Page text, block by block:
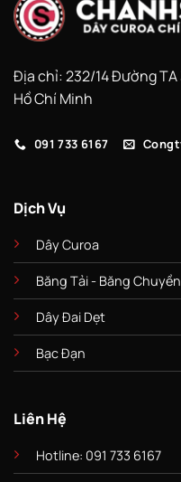
Địa chỉ: 232/14 Đường TA
Hồ Chí Minh
091 733 6167
Dịch Vụ
Dây Curoa
Băng Tải - Băng Chuyền
Dây Đai Dẹt
Bạc Đạn
Liên Hệ
Hotline: 091 733 6167